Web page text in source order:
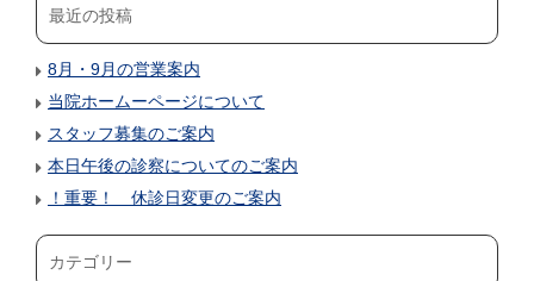
最近の投稿
8月・9月の営業案内
当院ホームーページについて
スタッフ募集のご案内
本日午後の診察についてのご案内
！重要！ 休診日変更のご案内
カテゴリー